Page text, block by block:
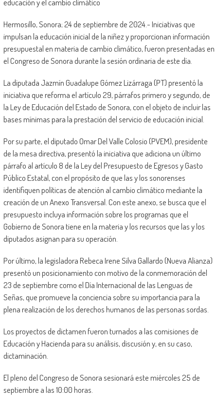
educación y el cambio climático
Hermosillo, Sonora; 24 de septiembre de 2024.- Iniciativas que
impulsan la educación inicial de la niñez y proporcionan información
presupuestal en materia de cambio climático, fueron presentadas en
el Congreso de Sonora durante la sesión ordinaria de este día.
La diputada Jazmín Guadalupe Gómez Lizárraga (PT) presentó la
iniciativa que reforma el artículo 29, párrafos primero y segundo, de
la Ley de Educación del Estado de Sonora, con el objeto de incluir las
bases mínimas para la prestación del servicio de educación inicial.
Por su parte, el diputado Omar Del Valle Colosio (PVEM), presidente
de la mesa directiva, presentó la iniciativa que adiciona un último
párrafo al artículo 8 de la Ley del Presupuesto de Egresos y Gasto
Público Estatal, con el propósito de que las y los sonorenses
identifiquen políticas de atención al cambio climático mediante la
creación de un Anexo Transversal. Con este anexo, se busca que el
presupuesto incluya información sobre los programas que el
Gobierno de Sonora tiene en la materia y los recursos que las y los
diputados asignan para su operación.
Por último, la legisladora Rebeca Irene Silva Gallardo (Nueva Alianza)
presentó un posicionamiento con motivo de la conmemoración del
23 de septiembre como el Día Internacional de las Lenguas de
Señas, que promueve la conciencia sobre su importancia para la
plena realización de los derechos humanos de las personas sordas.
Los proyectos de dictamen fueron turnados a las comisiones de
Educación y Hacienda para su análisis, discusión y, en su caso,
dictaminación.
El pleno del Congreso de Sonora sesionará este miércoles 25 de
septiembre a las 10:00 horas.